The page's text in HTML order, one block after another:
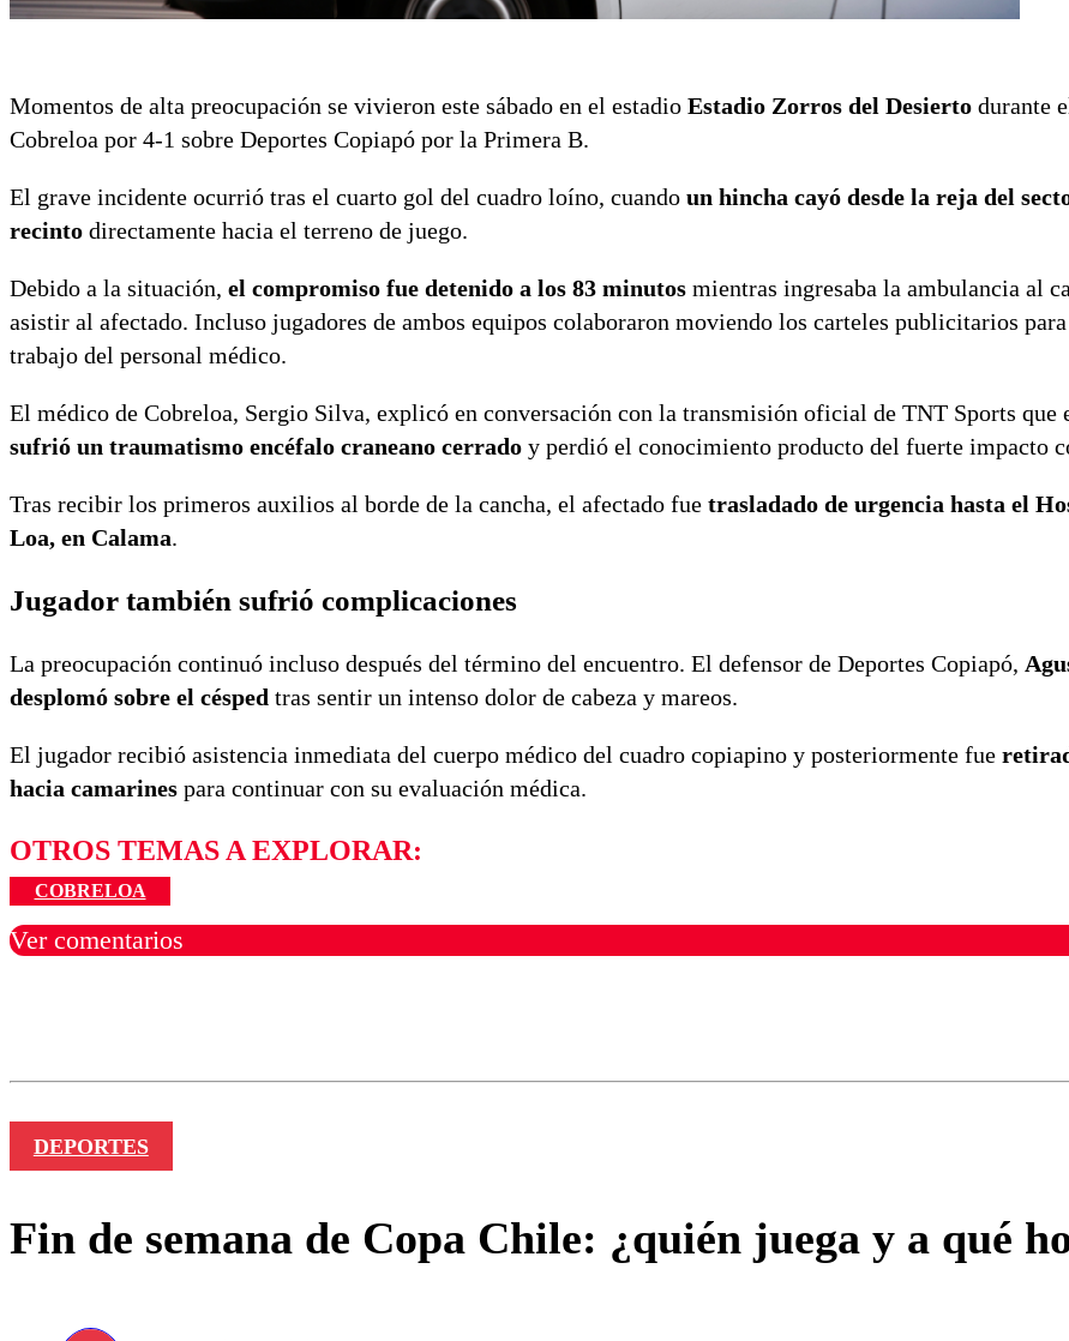
Momentos de alta preocupación se vivieron este sábado en el estadio Estadio Zorros del Desierto durante
Cobreloa por 4-1 sobre Deportes Copiapó por la Primera B.
El grave incidente ocurrió tras el cuarto gol del cuadro loíno, cuando un hincha cayó desde la reja del
recinto directamente hacia el terreno de juego.
Debido a la situación, el compromiso fue detenido a los 83 minutos mientras ingresaba la ambulancia al
asistir al afectado. Incluso jugadores de ambos equipos colaboraron moviendo los carteles publicitarios
trabajo del personal médico.
El médico de Cobreloa, Sergio Silva, explicó en conversación con la transmisión oficial de TNT Sports que
sufrió un traumatismo encéfalo craneano cerrado y perdió el conocimiento producto del fuerte impacto
Tras recibir los primeros auxilios al borde de la cancha, el afectado fue trasladado de urgencia hasta el
Loa, en Calama.
Jugador también sufrió complicaciones
La preocupación continuó incluso después del término del encuentro. El defensor de Deportes Copiapó,
desplomó sobre el césped tras sentir un intenso dolor de cabeza y mareos.
El jugador recibió asistencia inmediata del cuerpo médico del cuadro copiapino y posteriormente fue
hacia camarines para continuar con su evaluación médica.
OTROS TEMAS A EXPLORAR:
COBRELOA
Ver comentarios
DEPORTES
Fin de semana de Copa Chile: ¿quién juega y a qué